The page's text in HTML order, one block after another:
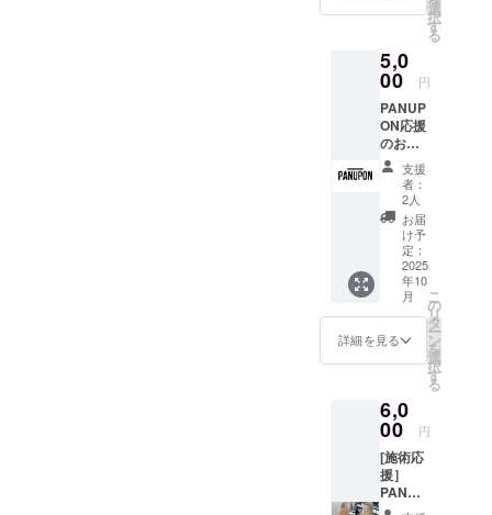
く、誰もが
を叶えるサ
ロンをつく
りたい。
現在は2人体
中。予約が
取りづらい
状況を解消
し、もっと
多くのお客
様を迎える
ため、新し
えるべくク
ラウドファ
ンディング
に挑戦中。
トラッ
プ
m ・オ
リジナ
ルデザ
インス
テッ
カー
10.16c
m x
10.16c
m シー
ト ・お
礼の
メッ
セージ
(メール)
選
択
す
る
5,0
00 円
PANUP
ON応援
のお気
持ち
¥5,000
・お礼
のメッ
セージ
(2,000
円、
8,000
円、
10,000
円、
30,000
円、
円の
PANUP
ON応援
のお気
持ちリ
ターン
支援
者：
2人
お届
け予
定：
2025
年10
月
詳細を見る
こ
の
リ
タ
ー
ン
を
選
択
す
る
6,0
00 円
[施術応
援］
PANUP
ONサ